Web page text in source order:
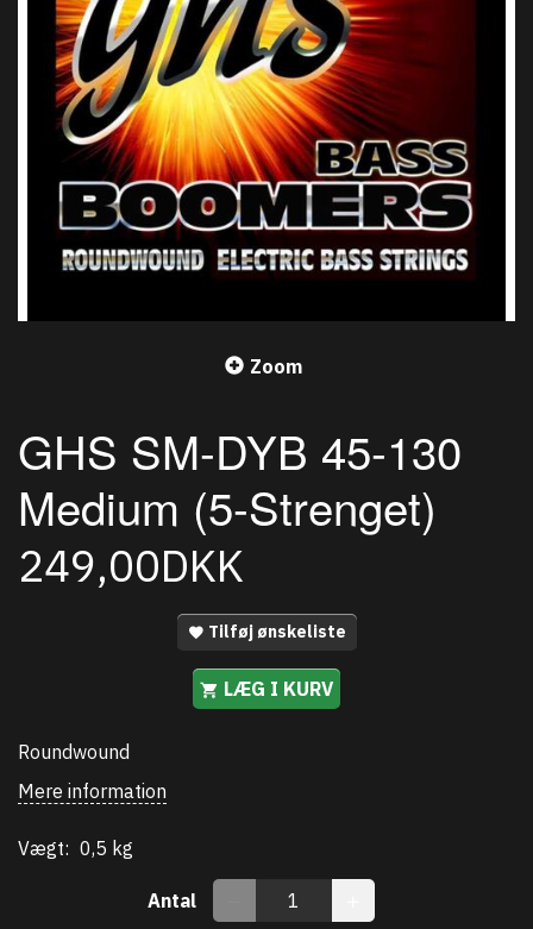
Zoom
GHS SM-DYB 45-130
Medium (5-Strenget)
249,00DKK
Tilføj ønskeliste
LÆG I KURV
Roundwound
Mere information
Vægt: 0,5 kg
Antal